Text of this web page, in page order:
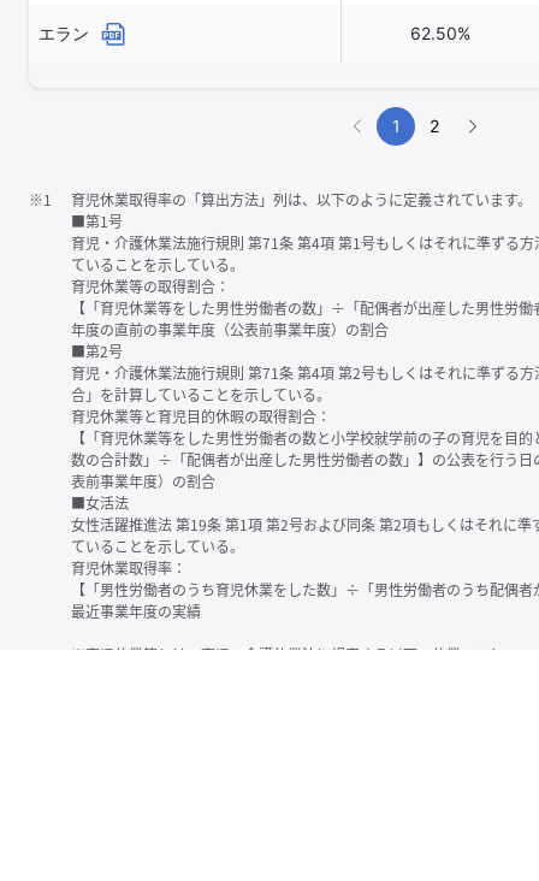
エラン 62.50%
1 2
※1
育児休業取得率の「算出方法」列は、以下のように定義されています。
■第1号
育児・介護休業法施行規則 第71条 第4項 第1号もしくはそれに準ずる
ていることを示している。
育児休業等の取得割合：
【「育児休業等をした男性労働者の数」÷「配偶者が出産した男性労
年度の直前の事業年度（公表前事業年度）の割合
■第2号
育児・介護休業法施行規則 第71条 第4項 第2号もしくはそれに準ずる
合」を計算していることを示している。
育児休業等と育児目的休暇の取得割合：
【「育児休業等をした男性労働者の数と小学校就学前の子の育児を目
数の合計数」÷「配偶者が出産した男性労働者の数」】の公表を行う
表前事業年度）の割合
■女活法
女性活躍推進法 第19条 第1項 第2号および同条 第2項もしくはそれに
ていることを示している。
育児休業取得率：
【「男性労働者のうち育児休業をした数」÷「男性労働者のうち配偶
最近事業年度の実績
※育児休業等とは、育児・介護休業法に規定する以下の休業のこと